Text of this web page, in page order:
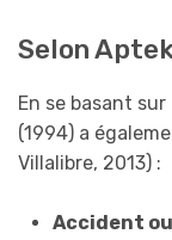
Selon
En se basant
(1994) a
Villalibre, 2013) :
Accident